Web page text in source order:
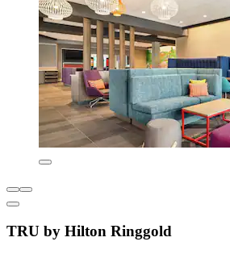
TRU by Hilton Ringgold